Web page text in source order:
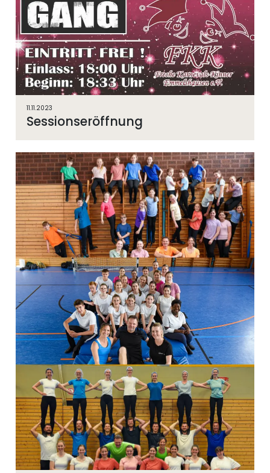
11.11.2023
Sessionseröffnung